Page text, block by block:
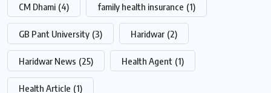
CM Dhami (4) family health insurance (1)
GB Pant University (3) Haridwar (2)
Haridwar News (25) Health Agent (1)
Health Article (1)